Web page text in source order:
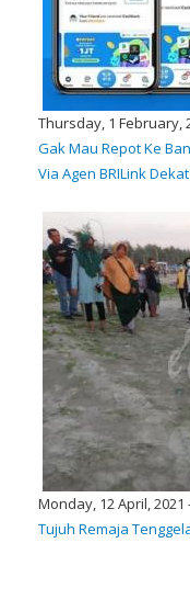
Thursday, 1 February,
Gak Mau Repot Ke
Via Agen BRILink
Monday, 12 April, 2021
Tujuh Remaja